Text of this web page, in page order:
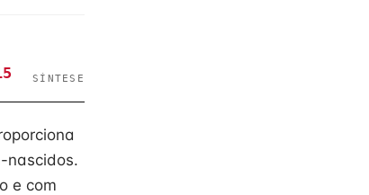
SÍNTESE
nascidos.
e com